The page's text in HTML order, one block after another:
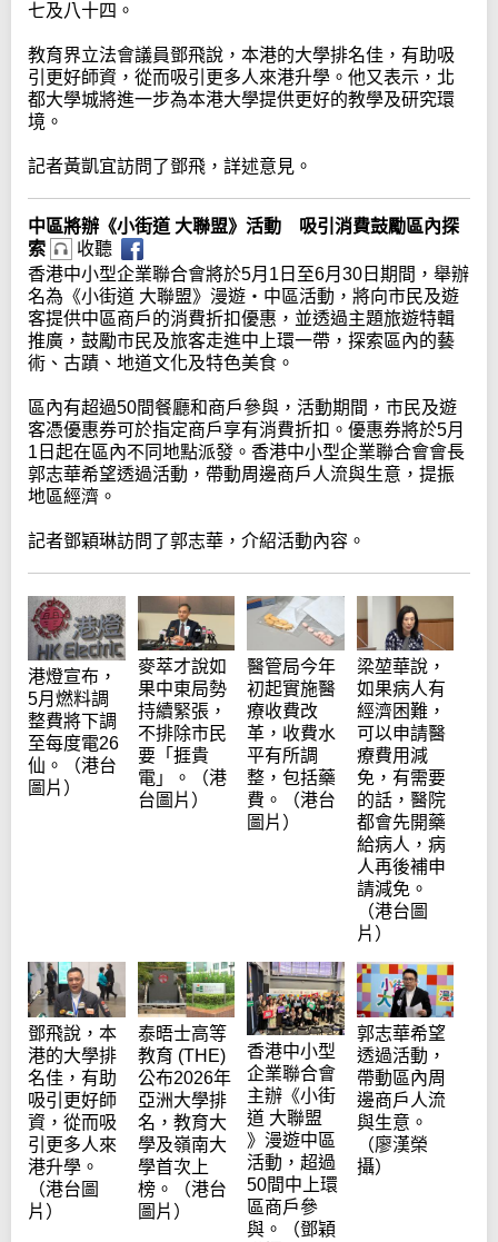
七及八十四。
教育界立法會議員鄧飛說，本港的大學排名佳，有助吸
引更好師資，從而吸引更多人來港升學。他又表示，北
都大學城將進一步為本港大學提供更好的教學及研究環
境。
記者黃凱宜訪問了鄧飛，詳述意見。
中區將辦《小街道 大聯盟》活動 吸引消費鼓勵區內探
索
收聽
香港中小型企業聯合會將於5月1日至6月30日期間，舉辦
名為《小街道 大聯盟》漫遊‧中區活動，將向市民及遊
客提供中區商戶的消費折扣優惠，並透過主題旅遊特輯
推廣，鼓勵市民及旅客走進中上環一帶，探索區內的藝
術、古蹟、地道文化及特色美食。
區內有超過50間餐廳和商戶參與，活動期間，市民及遊
客憑優惠券可於指定商戶享有消費折扣。優惠券將於5月
1日起在區內不同地點派發。香港中小型企業聯合會會長
郭志華希望透過活動，帶動周邊商戶人流與生意，提振
地區經濟。
記者鄧穎琳訪問了郭志華，介紹活動內容。
港燈宣布，
5月燃料調
整費將下調
至每度電26
仙。（港台
圖片）
麥萃才說如
果中東局勢
持續緊張，
不排除市民
要「捱貴
電」。（港
台圖片）
醫管局今年
初起實施醫
療收費改
革，收費水
平有所調
整，包括藥
費。（港台
圖片）
梁堃華說，
如果病人有
經濟困難，
可以申請醫
療費用減
免，有需要
的話，醫院
都會先開藥
給病人，病
人再後補申
請減免。
（港台圖
片）
鄧飛說，本
港的大學排
名佳，有助
吸引更好師
資，從而吸
引更多人來
港升學。
（港台圖
片）
泰晤士高等
教育 (THE)
公布2026年
亞洲大學排
名，教育大
學及嶺南大
學首次上
榜。（港台
圖片）
香港中小型
企業聯合會
主辦《小街
道 大聯盟
》漫遊中區
活動，超過
50間中上環
區商戶參
與。（鄧穎
郭志華希望
透過活動，
帶動區內周
邊商戶人流
與生意。
（廖漢榮
攝）